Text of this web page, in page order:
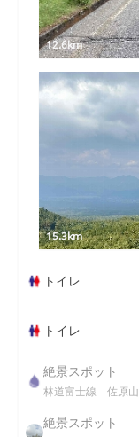
12.6km
15.3km
トイレ
トイレ
絶景スポット
林道富士線 佐原山
絶景スポット